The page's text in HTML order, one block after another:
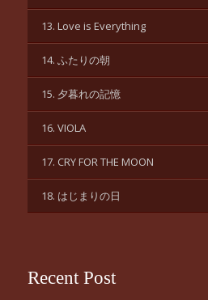
13. Love is Everything
14. ふたりの朝
15. 夕暮れの記憶
16. VIOLA
17. CRY FOR THE MOON
18. はじまりの日
Recent Post